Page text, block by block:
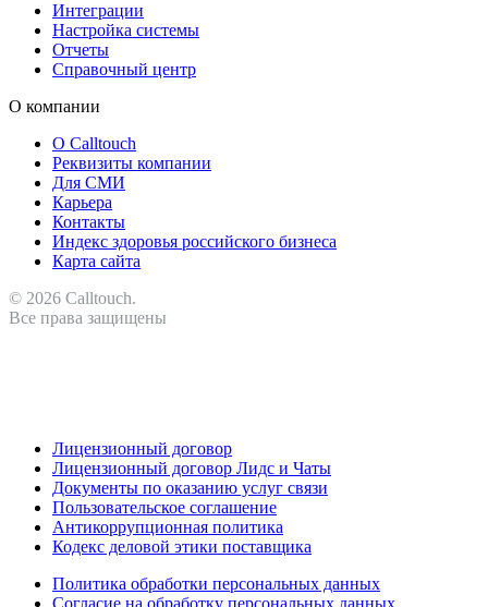
Интеграции
Настройка системы
Отчеты
Справочный центр
О компании
О Calltouch
Реквизиты компании
Для СМИ
Карьера
Контакты
Индекс здоровья российского бизнеса
Карта сайта
© 2026 Calltouch.
Все права защищены
Лицензионный договор
Лицензионный договор Лидс и Чаты
Документы по оказанию услуг связи
Пользовательское соглашение
Антикоррупционная политика
Кодекс деловой этики поставщика
Политика обработки персональных данных